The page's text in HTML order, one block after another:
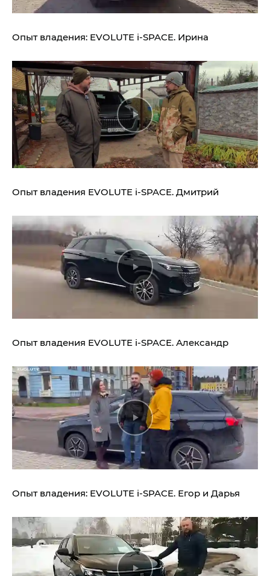
Опыт владения: EVOLUTE i‑SPACE. Ирина
Опыт владения EVOLUTE i‑SPACE. Дмитрий
Опыт владения EVOLUTE i‑SPACE. Александр
Опыт владения: EVOLUTE i‑SPACE. Егор и Дарья